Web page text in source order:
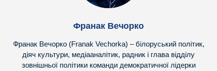
Франак Вечорко
Франак Вечорко (Franak Vechorka) – білоруський політик,
діяч культури, медіааналітик, радник і глава відділу
зовнішньої політики команди демократичної лідерки